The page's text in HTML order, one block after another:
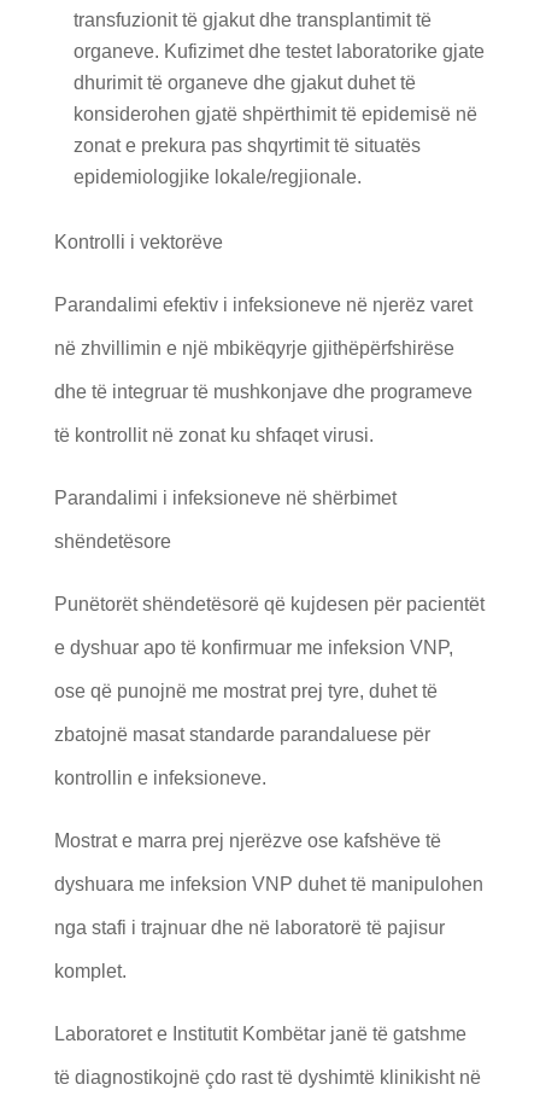
transfuzionit të gjakut dhe transplantimit të
organeve. Kufizimet dhe testet laboratorike gjate
dhurimit të organeve dhe gjakut duhet të
konsiderohen gjatë shpërthimit të epidemisë në
zonat e prekura pas shqyrtimit të situatës
epidemiologjike lokale/regjionale.
Kontrolli i vektorëve
Parandalimi efektiv i infeksioneve në njerëz varet
në zhvillimin e një mbikëqyrje gjithëpërfshirëse
dhe të integruar të mushkonjave dhe programeve
të kontrollit në zonat ku shfaqet virusi.
Parandalimi i infeksioneve në shërbimet
shëndetësore
Punëtorët shëndetësorë që kujdesen për pacientët
e dyshuar apo të konfirmuar me infeksion VNP,
ose që punojnë me mostrat prej tyre, duhet të
zbatojnë masat standarde parandaluese për
kontrollin e infeksioneve.
Mostrat e marra prej njerëzve ose kafshëve të
dyshuara me infeksion VNP duhet të manipulohen
nga stafi i trajnuar dhe në laboratorë të pajisur
komplet.
Laboratoret e Institutit Kombëtar janë të gatshme
të diagnostikojnë çdo rast të dyshimtë klinikisht në